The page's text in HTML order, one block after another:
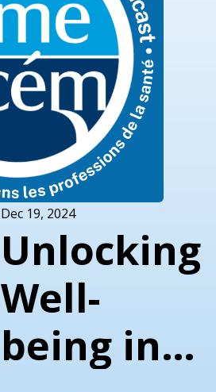
Dec 19, 2024
Unlocking
Well-
being in